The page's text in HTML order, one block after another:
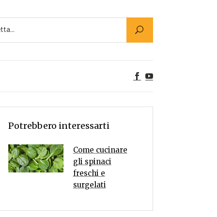
Utility
Alimenti
Rumors
Potrebbero interessarti
Come cucinare
gli spinaci
freschi e
surgelati